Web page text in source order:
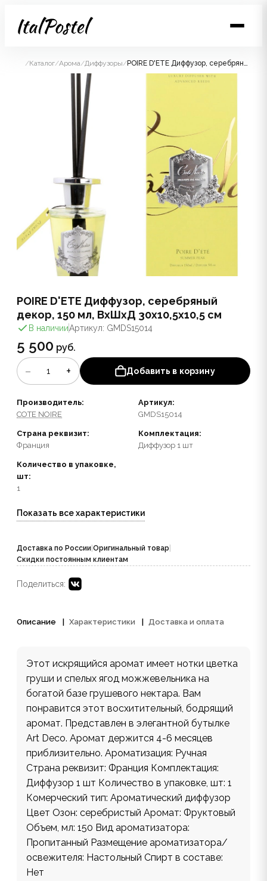
/Каталог/Арома/Диффузоры/ POIRE D'ETE Диффузор, серебряный декор, 150 мл, ВхШхД 30х10,5х10,5 см
POIRE D'ETE Диффузор, серебряный
декор, 150 мл, ВхШхД 30х10,5х10,5 см
В наличииАртикул: GMDS15014
5 500 руб.
− 1 + Добавить в корзину
Производитель:
COTE NOIRE
Артикул:
GMDS15014
Страна реквизит:
Франция
Комплектация:
Диффузор 1 шт
Количество в упаковке,
шт:
1
Показать все характеристики
Доставка по России Оригинальный товар
Скидки постоянным клиентам
Поделиться:
Описание Характеристики Доставка и оплата
Этот искрящийся аромат имеет нотки цветка
груши и спелых ягод можжевельника на
богатой базе грушевого нектара. Вам
понравится этот восхитительный, бодрящий
аромат. Представлен в элегантной бутылке
Art Deco. Аромат держится 4-6 месяцев
приблизительно. Ароматизация: Ручная
Страна реквизит: Франция Комплектация:
Диффузор 1 шт Количество в упаковке, шт: 1
Комерческий тип: Ароматический диффузор
Цвет Озон: серебристый Аромат: Фруктовый
Объем, мл: 150 Вид ароматизатора:
Пропитанный Размещение ароматизатора/
освежителя: Настольный Спирт в составе:
Нет